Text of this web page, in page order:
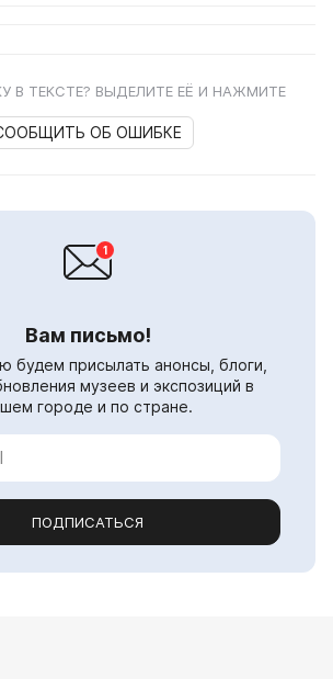
В ТЕКСТЕ? ВЫДЕЛИТЕ ЕЁ И НАЖМИТЕ
ОБ ОШИБКЕ
Вам письмо!
будем присылать анонсы, блоги,
музеев и экспозиций в
городе и по стране.
ПОДПИСАТЬСЯ